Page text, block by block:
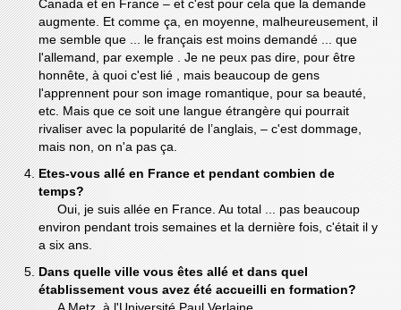
Canada et en France – et с'est pour cela que la demande
augmente. Et comme ça, en moyenne, malheureusement, il
me semble que ... le français est moins demandé ... que
l'allemand, par exemple . Je ne peux pas dire, pour être
honnête, à quoi c'est lié , mais beaucoup de gens
l'apprennent pour son image romantique, pour sa beauté,
etc. Mais que ce soit une langue étrangère qui pourrait
rivaliser avec la popularité de l’anglais, – c'est dommage,
mais non, on n'a pas ça.
Etes-vous allé en France et pendant combien de
temps?
Oui, je suis allée en France. Au total ... pas beaucoup
environ pendant trois semaines et la dernière fois, c'était il y
a six ans.
Dans quelle ville vous êtes allé et dans quel
établissement vous avez été accueilli en formation?